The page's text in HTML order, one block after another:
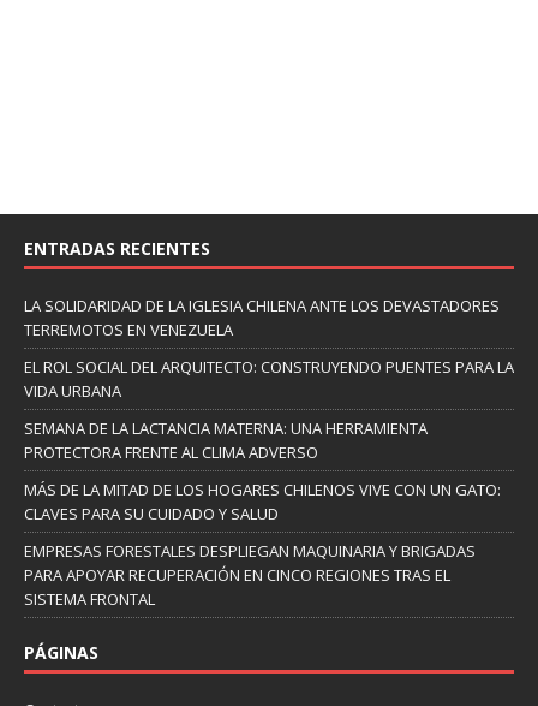
ENTRADAS RECIENTES
LA SOLIDARIDAD DE LA IGLESIA CHILENA ANTE LOS DEVASTADORES
TERREMOTOS EN VENEZUELA
EL ROL SOCIAL DEL ARQUITECTO: CONSTRUYENDO PUENTES PARA LA
VIDA URBANA
SEMANA DE LA LACTANCIA MATERNA: UNA HERRAMIENTA
PROTECTORA FRENTE AL CLIMA ADVERSO
MÁS DE LA MITAD DE LOS HOGARES CHILENOS VIVE CON UN GATO:
CLAVES PARA SU CUIDADO Y SALUD
EMPRESAS FORESTALES DESPLIEGAN MAQUINARIA Y BRIGADAS
PARA APOYAR RECUPERACIÓN EN CINCO REGIONES TRAS EL
SISTEMA FRONTAL
PÁGINAS